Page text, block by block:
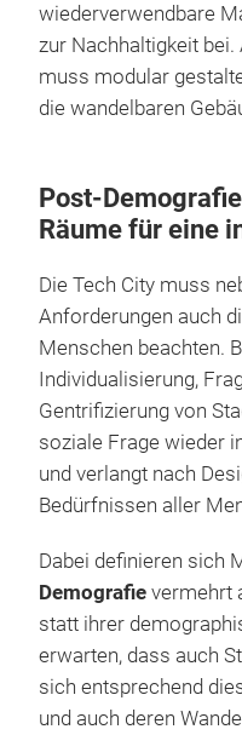
wiederverwendbare
zur Nachhaltigkeit bei.
muss modular
die wandelbaren
Post-
Räume für eine
Die Tech City muss
Anforderungen auch
Menschen beachten.
Individualisierung,
Gentrifizierung von
soziale Frage wieder
und verlangt nach
Bedürfnissen aller
Dabei definieren sich
Demografie vermehrt
statt ihrer
erwarten, dass auch
sich entsprechend
und auch deren